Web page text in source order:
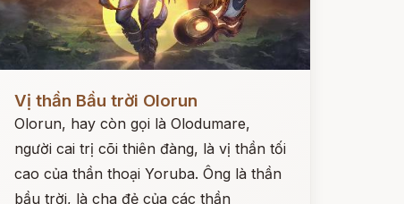
Đọc ngay
Vị thần Bầu trời Olorun
Olorun, hay còn gọi là Olodumare,
người cai trị cõi thiên đàng, là vị thần tối
cao của thần thoại Yoruba. Ông là thần
bầu trời, là cha đẻ của các thần